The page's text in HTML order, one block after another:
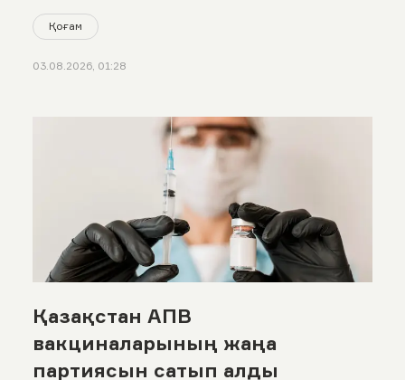
Қоғам
03.08.2026, 01:28
Қазақстан АПВ
вакциналарының жаңа
партиясын сатып алды